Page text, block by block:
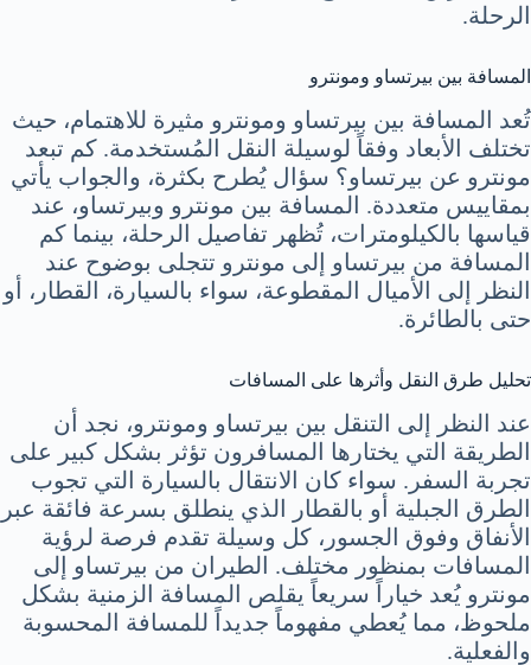
الرحلة.
المسافة بين بيرتساو ومونترو
تُعد المسافة بين بيرتساو ومونترو مثيرة للاهتمام، حيث
تختلف الأبعاد وفقاً لوسيلة النقل المُستخدمة. كم تبعد
مونترو عن بيرتساو؟ سؤال يُطرح بكثرة، والجواب يأتي
بمقاييس متعددة. المسافة بين مونترو وبيرتساو، عند
قياسها بالكيلومترات، تُظهر تفاصيل الرحلة، بينما كم
المسافة من بيرتساو إلى مونترو تتجلى بوضوح عند
النظر إلى الأميال المقطوعة، سواء بالسيارة، القطار، أو
حتى بالطائرة.
تحليل طرق النقل وأثرها على المسافات
عند النظر إلى التنقل بين بيرتساو ومونترو، نجد أن
الطريقة التي يختارها المسافرون تؤثر بشكل كبير على
تجربة السفر. سواء كان الانتقال بالسيارة التي تجوب
الطرق الجبلية أو بالقطار الذي ينطلق بسرعة فائقة عبر
الأنفاق وفوق الجسور، كل وسيلة تقدم فرصة لرؤية
المسافات بمنظور مختلف. الطيران من بيرتساو إلى
مونترو يُعد خياراً سريعاً يقلص المسافة الزمنية بشكل
ملحوظ، مما يُعطي مفهوماً جديداً للمسافة المحسوبة
والفعلية.